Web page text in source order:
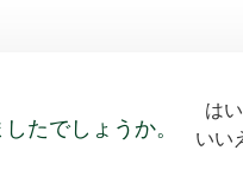
たでしょうか。
はい
いい